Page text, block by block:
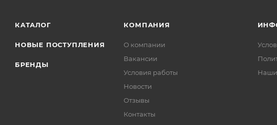
КАТАЛОГ
НОВЫЕ ПОСТУПЛЕНИЯ
БРЕНДЫ
КОМПАНИЯ
О компании
Вакансии
Условия работы
Новости
Отзывы
Контакты
Наши